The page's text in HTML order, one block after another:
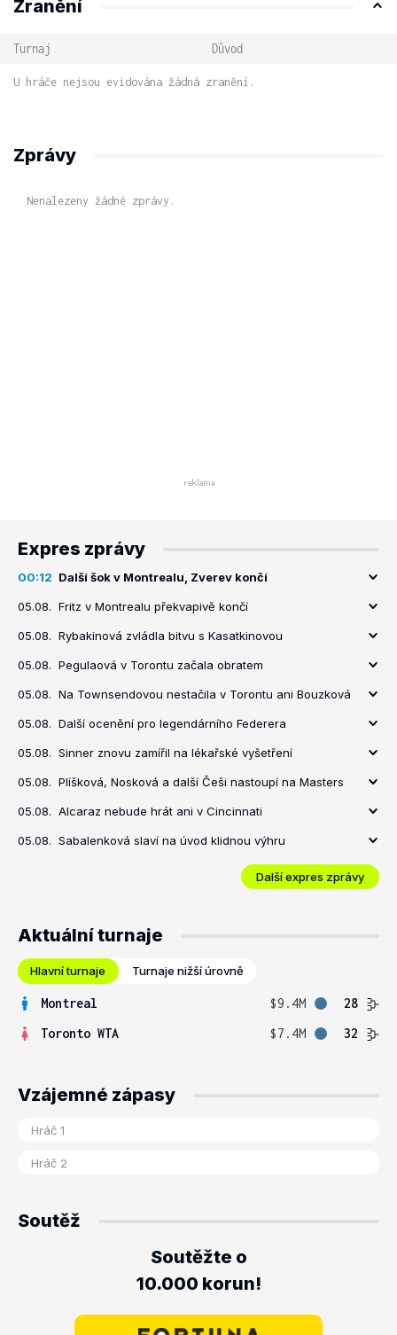
Zranění
Turnaj Důvod
U hráče nejsou evidována žádná zranění.
Zprávy
Nenalezeny žádné zprávy.
Expres zprávy
00:12 Další šok v Montrealu, Zverev končí
05.08. Fritz v Montrealu překvapivě končí
05.08. Rybakinová zvládla bitvu s Kasatkinovou
05.08. Pegulaová v Torontu začala obratem
05.08. Na Townsendovou nestačila v Torontu ani Bouzková
05.08. Další ocenění pro legendárního Federera
05.08. Sinner znovu zamířil na lékařské vyšetření
05.08. Plíšková, Nosková a další Češi nastoupí na Masters
05.08. Alcaraz nebude hrát ani v Cincinnati
05.08. Sabalenková slaví na úvod klidnou výhru
Další expres zprávy
Aktuální turnaje
Hlavní turnaje Turnaje nižší úrovně
Montreal $9.4M
28
Toronto WTA
$7.4M 32
Vzájemné zápasy
Soutěž
Soutěžte o
10.000 korun!